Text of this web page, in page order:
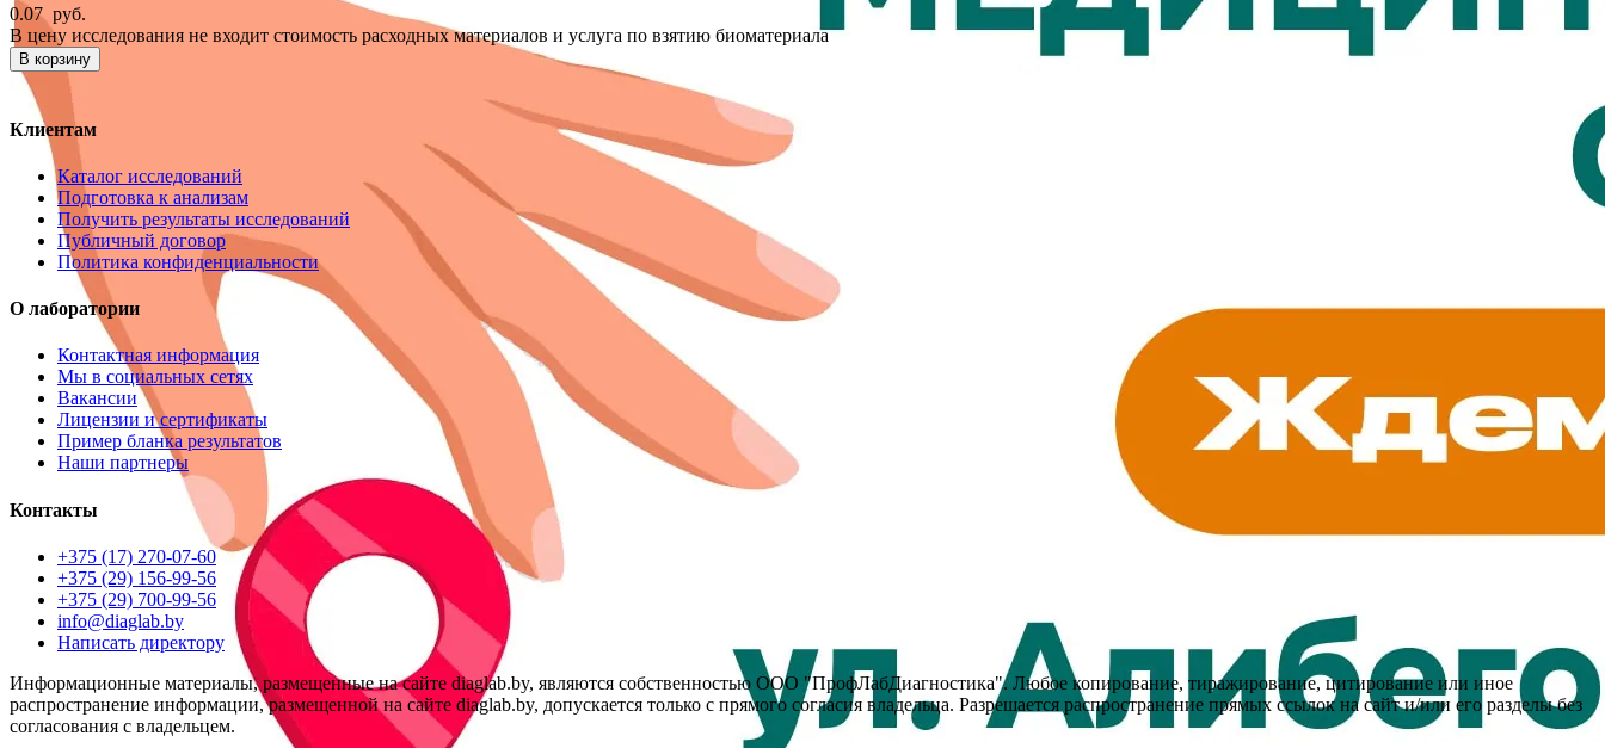
0.07 руб.
В цену исследования не входит стоимость расходных материалов и услуга по взятию биоматериала
В корзину
Клиентам
Каталог исследований
Подготовка к анализам
Получить результаты исследований
Публичный договор
Политика конфиденциальности
О лаборатории
Контактная информация
Мы в социальных сетях
Вакансии
Лицензии и сертификаты
Пример бланка результатов
Наши партнеры
Контакты
+375 (17) 270-07-60
+375 (29) 156-99-56
+375 (29) 700-99-56
info@diaglab.by
Написать директору
Информационные материалы, размещенные на сайте diaglab.by, являются собственностью ООО "ПрофЛабДиагностика". Любое копирование, тиражирование, цитирование или иное
распространение информации, размещенной на сайте diaglab.by, допускается только с прямого согласия владельца. Разрешается распространение прямых ссылок на сайт и/или его разделы без
согласования с владельцем.